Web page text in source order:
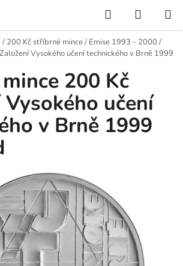
Hledat
/ 200 Kč stříbrné mince/ Emise 1993 - 2000 /
Vysokého učení technického v Brně 1999
200 Kč
učení
v Brně 1999